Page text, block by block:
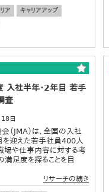
ア
キャリアアップ
社半年・2年目 若手
査
日
（JMA）は、全国の入社
を迎えた若手社員400人
場や仕事内容に対する考
満足度を探ることを目
リサーチの続き